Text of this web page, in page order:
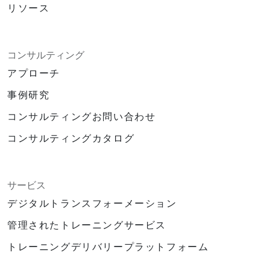
リソース
コンサルティング
アプローチ
事例研究
コンサルティングお問い合わせ
コンサルティングカタログ
サービス
デジタルトランスフォーメーション
管理されたトレーニングサービス
トレーニングデリバリープラットフォーム